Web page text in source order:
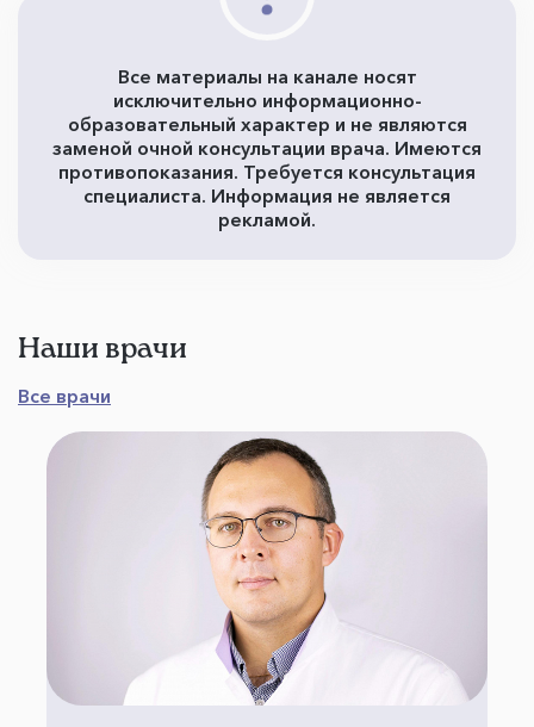
Все материалы на канале носят
исключительно информационно-
образовательный характер и не являются
заменой очной консультации врача. Имеются
противопоказания. Требуется консультация
специалиста. Информация не является
рекламой.
Наши врачи
Все врачи